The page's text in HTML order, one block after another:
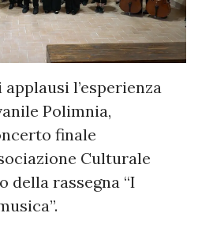
l’esperienza
Polimnia,
finale
Culturale
della rassegna “I